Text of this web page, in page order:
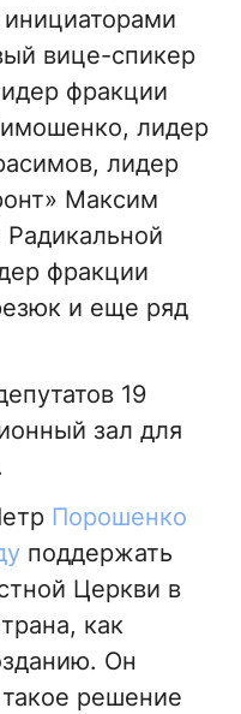
вице-спикер
фракции
лидер
лидер
Максим
фракции
и еще ряд
19
зал для
Порошенко
поддержать
Церкви в
как
Он
решение